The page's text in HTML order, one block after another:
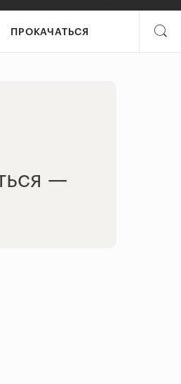
ПРОКАЧАТЬСЯ
—